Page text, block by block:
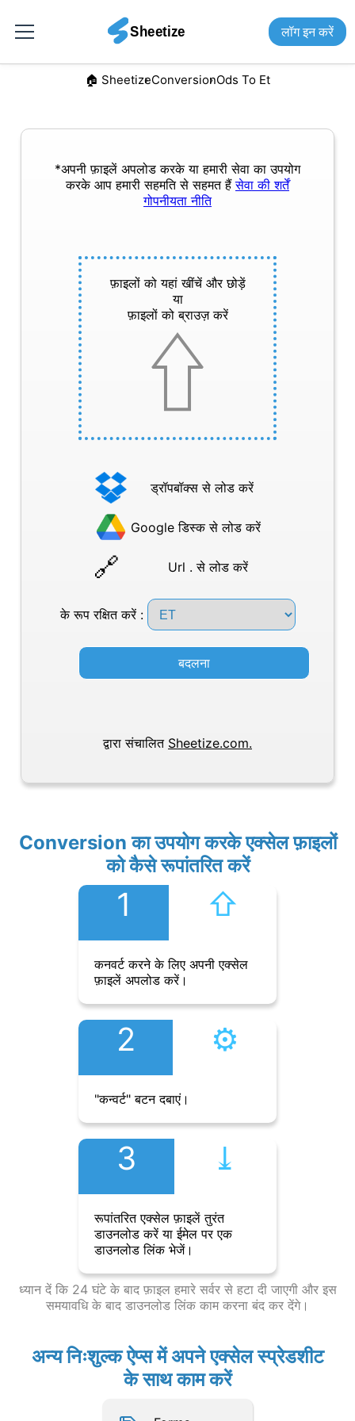
लॉग इन करें
🏠︎ SheetizeConversionOds To Et
*अपनी फ़ाइलें अपलोड करके या हमारी सेवा का उपयोग
करके आप हमारी सहमति से सहमत हैंसेवा की शर्तें
गोपनीयता नीति
फ़ाइलों को यहां खींचें और छोड़ें
या
फ़ाइलों को ब्राउज़ करें
ड्रॉपबॉक्स से लोड करें
Google डिस्क से लोड करें
Url . से लोड करें
के रूप रक्षित करें :
बदलना
द्वारा संचालित Sheetize.com.
Conversion का उपयोग करके एक्सेल फ़ाइलों
को कैसे रूपांतरित करें
1 ⇧︎
कनवर्ट करने के लिए अपनी एक्सेल
फ़ाइलें अपलोड करें।
2 ⚙︎
"कन्वर्ट" बटन दबाएं।
3 ⤓︎
रूपांतरित एक्सेल फ़ाइलें तुरंत
डाउनलोड करें या ईमेल पर एक
डाउनलोड लिंक भेजें।
ध्यान दें कि 24 घंटे के बाद फ़ाइल हमारे सर्वर से हटा दी जाएगी और इस
समयावधि के बाद डाउनलोड लिंक काम करना बंद कर देंगे।
अन्य निःशुल्क ऐप्स में अपने एक्सेल स्प्रेडशीट
के साथ काम करें